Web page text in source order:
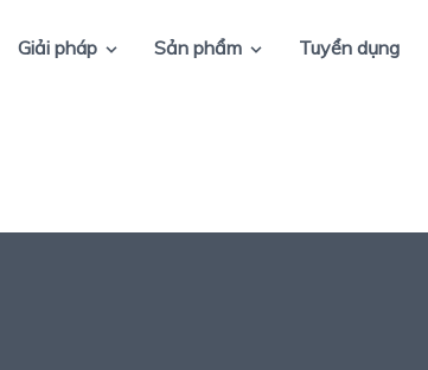
Giải pháp Sản phẩm Tuyển dụng